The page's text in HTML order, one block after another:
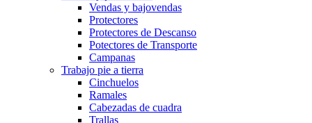
Vendas y bajovendas
Protectores
Protectores de Descanso
Potectores de Transporte
Campanas
Trabajo pie a tierra
Cinchuelos
Ramales
Cabezadas de cuadra
Trallas